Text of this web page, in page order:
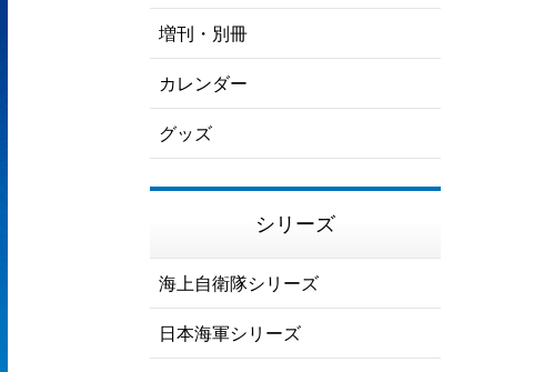
増刊・別冊
カレンダー
グッズ
シリーズ
海上自衛隊シリーズ
日本海軍シリーズ